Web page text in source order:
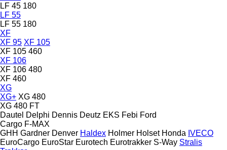
LF 45 180
LF 55
LF 55 180
XF
XF 95 XF 105
XF 105 460
XF 106
XF 106 480
XF 460
XG
XG+ XG 480
XG 480 FT
Dautel Delphi Dennis Deutz EKS Febi Ford
Cargo F-MAX
GHH Gardner Denver Haldex Holmer Holset Honda IVECO
EuroCargo EuroStar Eurotech Eurotrakker S-Way Stralis